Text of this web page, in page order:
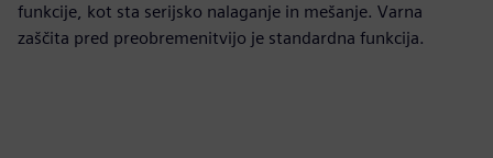
funkcije, kot sta serijsko nalaganje in mešanje. Varna
zaščita pred preobremenitvijo je standardna funkcija.